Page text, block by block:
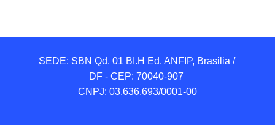
SEDE: SBN Qd. 01 BI.H Ed. ANFIP, Brasilia /
DF - CEP: 70040-907
CNPJ: 03.636.693/0001-00